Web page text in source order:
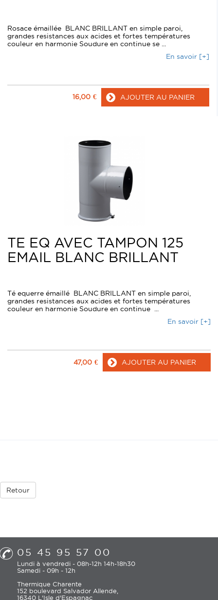
Rosace émaillée BLANC BRILLANT en simple paroi,
grandes resistances aux acides et fortes températures
couleur en harmonie Soudure en continue se ...
En savoir [+]
16,00 € AJOUTER AU PANIER
TE EQ AVEC TAMPON 125
EMAIL BLANC BRILLANT
Té equerre émaillé BLANC BRILLANT en simple paroi,
grandes resistances aux acides et fortes températures
couleur en harmonie Soudure en continue ...
En savoir [+]
47,00 € AJOUTER AU PANIER
Retour
05 45 95 57 00
Lundi à vendredi - 08h-12h 14h-18h30
Samedi - 09h - 12h
Thermique Charente
152 boulevard Salvador Allende,
16340 L'Isle d'Espagnac